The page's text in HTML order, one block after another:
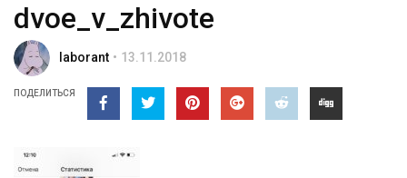
dvoe_v_zhivote
laborant 13.11.2018
ПОДЕЛИТЬСЯ